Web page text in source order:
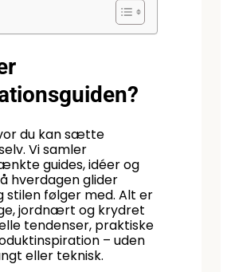
du kan sætte
Vi samler
guides, idéer og
hverdagen glider
stilen følger med. Alt er
jordnært og krydret
tendenser, praktiske
– uden
eller teknisk.